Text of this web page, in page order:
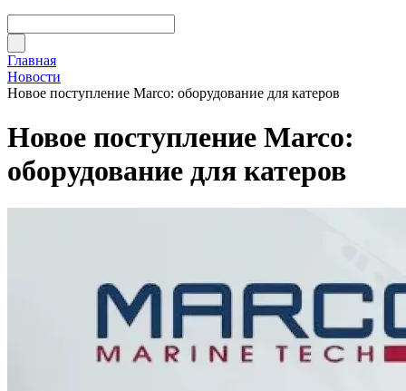
Главная
Новости
Новое поступление Marco: оборудование для катеров
Новое поступление Marco:
оборудование для катеров